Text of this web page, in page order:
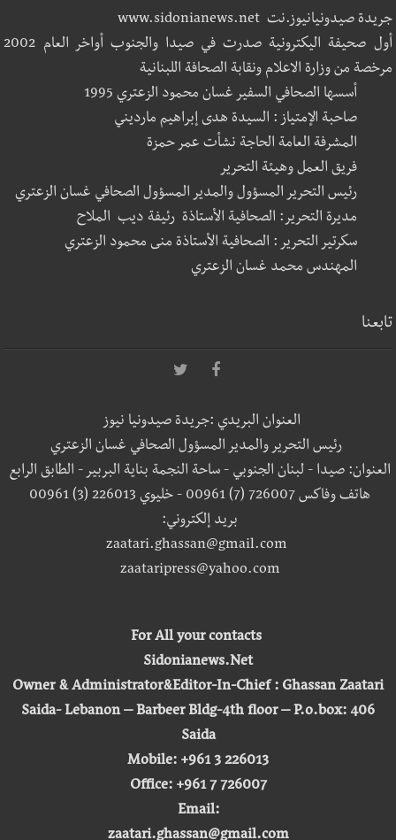
جريدة صيدونيانيوز.نت www.sidonianews.net
أول صحيفة اليكترونية صدرت في صيدا والجنوب أواخر العام 2002
مرخصة من وزارة الاعلام ونقابة الصحافة اللبنانية
أسسها الصحافي السفير غسان محمود الزعتري 1995
صاحبة الإمتياز : السيدة هدى إبراهيم مارديني
المشرفة العامة الحاجة نشأت عمر حمزة
فريق العمل وهيئة التحرير
رئيس التحرير المسؤول والمدير المسؤول الصحافي غسان الزعتري
مديرة التحرير: الصحافية الأستاذة رئيفة ديب الملاح
سكرتير التحرير : الصحافية الأستاذة منى محمود الزعتري
المهندس محمد غسان الزعتري
تابعنا
العنوان البريدي :جريدة صيدونيا نيوز
رئيس التحرير والمدير المسؤول الصحافي غسان الزعتري
العنوان: صيدا - لبنان الجنوبي - ساحة النجمة بناية البربير - الطابق الرابع
هاتف وفاكس 726007 (7) 00961 - خليوي 226013 (3) 00961
بريد إلكتروني:
zaatari.ghassan@gmail.com
zaataripress@yahoo.com
For All your contacts
Sidonianews.Net
Owner & Administrator&Editor-In-Chief : Ghassan Zaatari
Saida- Lebanon – Barbeer Bldg-4th floor – P.o.box: 406
Saida
Mobile: +961 3 226013
Office: +961 7 726007
Email: